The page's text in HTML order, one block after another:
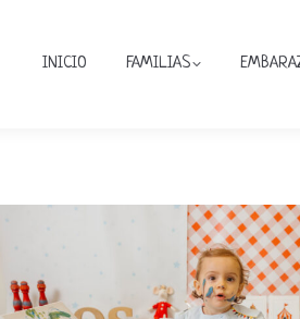
INICIO FAMILIAS